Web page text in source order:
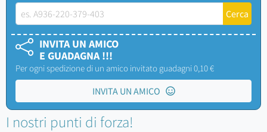
INVITA UN AMICO
E GUADAGNA !!!
Per ogni spedizione di un amico invitato guadagni 0,10 €
INVITA UN AMICO
I nostri punti di forza!